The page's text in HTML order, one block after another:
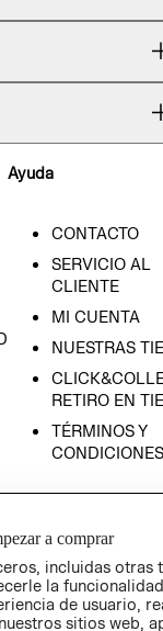
Ayuda
CONTACTO
SERVICIO AL
CLIENTE
MI CUENTA
NUESTRAS
RETIRO EN
TÉRMINOS Y
CONDICIONES
AVISO DE
PRIVACIDAD
a comprar
incluidas otras
la
de usuario,
sitios web,